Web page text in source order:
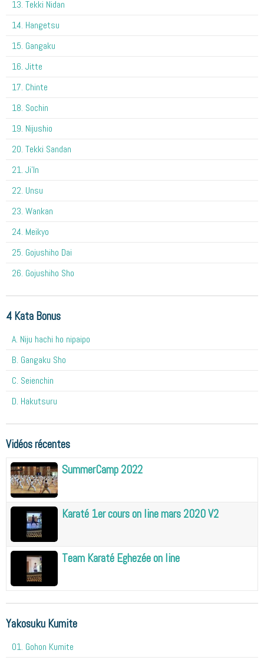
13. Tekki Nidan
14. Hangetsu
15. Gangaku
16. Jitte
17. Chinte
18. Sochin
19. Nijushio
20. Tekki Sandan
21. Ji'In
22. Unsu
23. Wankan
24. Meikyo
25. Gojushiho Dai
26. Gojushiho Sho
4 Kata Bonus
A. Niju hachi ho nipaipo
B. Gangaku Sho
C. Seienchin
D. Hakutsuru
Vidéos récentes
SummerCamp 2022
Karaté 1er cours on line mars 2020 V2
Team Karaté Eghezée on line
Yakosuku Kumite
01. Gohon Kumite